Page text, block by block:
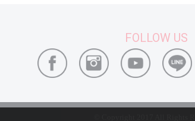
FOLLOW US